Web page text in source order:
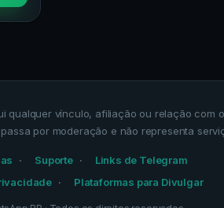
qualquer vínculo, afiliação ou relação com
por moderação e não representa
Suporte
Links de Telegram
Plataformas para Divulgar